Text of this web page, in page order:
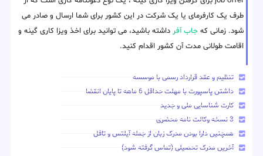
طرف یک کارفرمای یا یک شرکت در این کشور برای شما ارسال و صادر می
شود. زمانی که جاب آفر داشته باشید، می توانید برای اخذ ویزا کاری گینه و
اقامت طولانی مدت آن کشور اقدام کنید.
تنظیم و عقد قرارداد رسمی با موسسه
داشتن پاسپورت با مهلت حداقل 6 ماهه تا پایان انقضا
کارت شناسایی ملی و جدید
3 نسخه وکالت نامه محضری
همچنین دارا بودن مدرک زبان از جمله آیلتس و تافل
آخرین مدرک تحصیلی (تماس گرفته شود)